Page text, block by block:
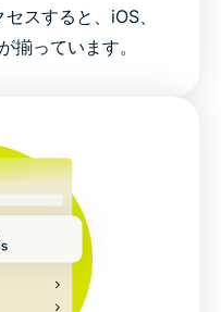
スすると、iOS、
揃っています。